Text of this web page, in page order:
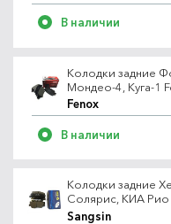
В наличии
Колодки задние
Мондео-4, Куга-1
Fenox
В наличии
Колодки задние
Солярис, КИА Рио
Sangsin